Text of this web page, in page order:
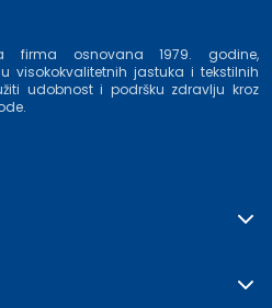
firma osnovana 1979. godine,
visokokvalitetnih jastuka i tekstilnih
udobnost i podršku zdravlju kroz